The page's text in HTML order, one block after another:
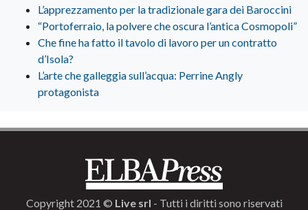
L’apprezzamento per la tradizionale gara dei Baroccini
“Portoferraio, la polvere che oscura l’antica Cosmopoli”
Che fine ha fatto il tavolo di lavoro per un contratto
d’Isola?
L’arte che galleggia sull’acqua: Perrine Angly
protagonista
Copyright 2021 © Live srl - Tutti i diritti sono riservati